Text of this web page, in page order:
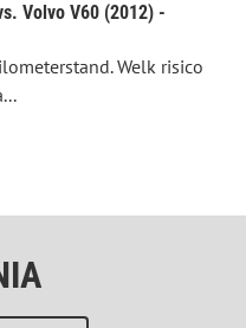
Volvo V60 (2012) -
Welk risico